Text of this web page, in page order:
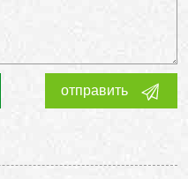
отправить